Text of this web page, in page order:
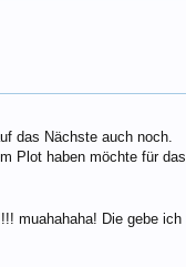
das Nächste auch noch.
Plot haben möchte für
muahahaha! Die gebe ich